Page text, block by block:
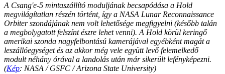
A Csang'e-5 mintaszállító moduljának becsapódása a Hold
megvilágítatlan részén történt, így a NASA Lunar Reconnaissance
Orbiter szondájának nem volt lehetősége megfigyelni (később talán
a megbolygatott felszínt észre lehet venni). A Hold körül keringő
amerikai szonda nagyfelbontású kamerájával egyébként magát a
leszállóegységet és az akkor még vele együtt levő felemelkedő
modult néhány órával a landolás után már sikerült lefényképezni.
(Kép: NASA / GSFC / Arizona State University)